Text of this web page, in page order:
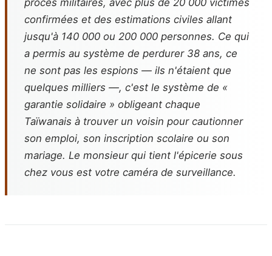
procès militaires, avec plus de 20 000 victimes
confirmées et des estimations civiles allant
jusqu'à 140 000 ou 200 000 personnes. Ce qui
a permis au système de perdurer 38 ans, ce
ne sont pas les espions — ils n'étaient que
quelques milliers —, c'est le système de «
garantie solidaire » obligeant chaque
Taïwanais à trouver un voisin pour cautionner
son emploi, son inscription scolaire ou son
mariage. Le monsieur qui tient l'épicerie sous
chez vous est votre caméra de surveillance.